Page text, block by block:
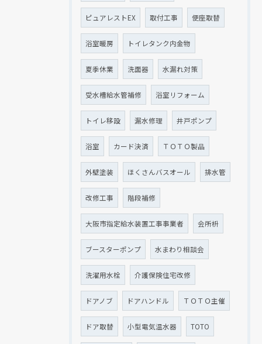
ピュアレストEX 取付工事 便座取替
浴室暖房 トイレタンク内金物
夏季休業 洗面器 水漏れ対策
受水槽給水管補修 浴室リフォーム
トイレ移設 漏水修理 井戸ポンプ
浴室 カード決済 ＴＯＴＯ製品
外壁塗装 ほくさんバスオール 排水管
改修工事 階段補修
大阪市指定給水装置工事事業者 会所枡
ブースターポンプ 水まわり相談会
洗濯用水栓 介護保険住宅改修
ドアノブ ドアハンドル ＴＯＴＯ主催
ドア取替 小型電気温水器 TOTO